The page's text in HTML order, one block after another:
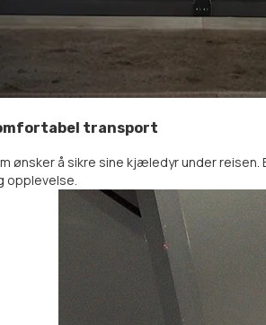
transport
ønsker å sikre sine kjæledyr under
opplevelse.